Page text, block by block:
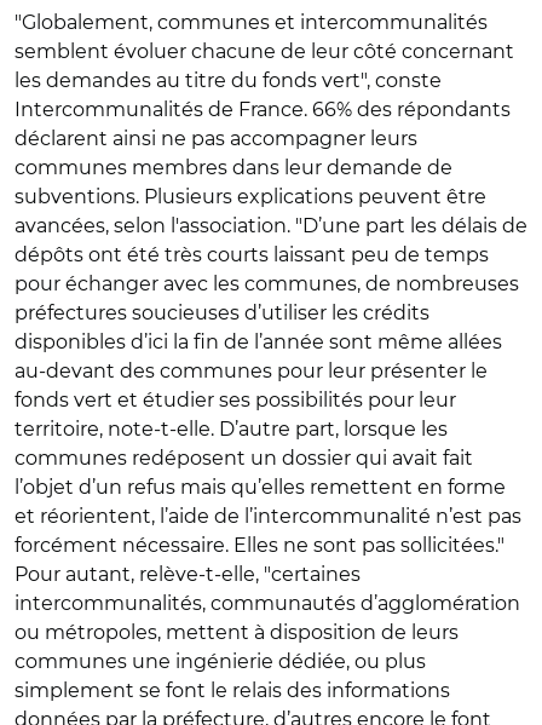
"Globalement, communes et intercommunalités
semblent évoluer chacune de leur côté concernant
les demandes au titre du fonds vert", conste
Intercommunalités de France. 66% des répondants
déclarent ainsi ne pas accompagner leurs
communes membres dans leur demande de
subventions. Plusieurs explications peuvent être
avancées, selon l'association. "D’une part les délais de
dépôts ont été très courts laissant peu de temps
pour échanger avec les communes, de nombreuses
préfectures soucieuses d’utiliser les crédits
disponibles d’ici la fin de l’année sont même allées
au-devant des communes pour leur présenter le
fonds vert et étudier ses possibilités pour leur
territoire, note-t-elle. D’autre part, lorsque les
communes redéposent un dossier qui avait fait
l’objet d’un refus mais qu’elles remettent en forme
et réorientent, l’aide de l’intercommunalité n’est pas
forcément nécessaire. Elles ne sont pas sollicitées."
Pour autant, relève-t-elle, "certaines
intercommunalités, communautés d’agglomération
ou métropoles, mettent à disposition de leurs
communes une ingénierie dédiée, ou plus
simplement se font le relais des informations
données par la préfecture, d’autres encore le font